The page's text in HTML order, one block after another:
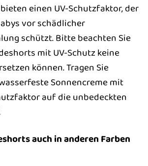
einen UV-Schutzfaktor, der
vor schädlicher
schützt. Bitte beachten Sie
mit UV-Schutz keine
können. Tragen Sie
Sonnencreme mit
auf die unbedeckten
auch in anderen Farben